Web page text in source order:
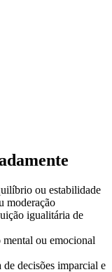
ou estabilidade
moderação
igualitária de
ou emocional
decisões imparcial e